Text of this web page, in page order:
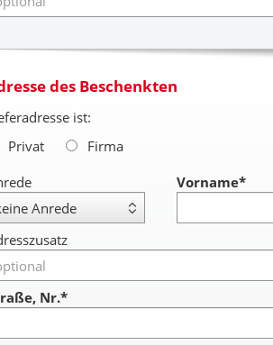
des Beschenkten
ist:
Privat
Firma
Vorname*
Nr.*